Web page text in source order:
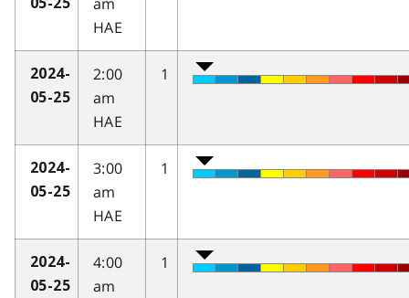
HAE
2024-
05-25
2:00
am
HAE
1
2024-
05-25
3:00
am
HAE
1
2024-
05-25
4:00
am
1